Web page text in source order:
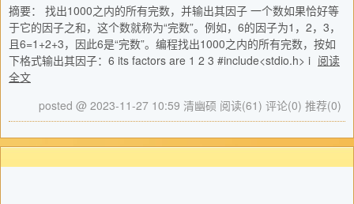
摘要： 找出1000之内的所有完数，并输出其因子 一个数如果恰好等
于它的因子之和，这个数就称为“完数”。例如，6的因子为1，2，3，
且6=1+2+3，因此6是“完数”。编程找出1000之内的所有完数，按如
下格式输出其因子：6 its factors are 1 2 3 #include<stdio.h> i 阅读
全文
posted @ 2023-11-27 10:59 清幽硕 阅读(61) 评论(0) 推荐(0)